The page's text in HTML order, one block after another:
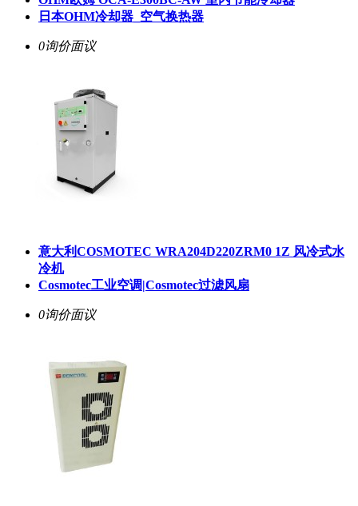
日本OHM冷却器_空气换热器
0询价面议
意大利COSMOTEC WRA204D220ZRM0 1Z 风冷式水
冷机
Cosmotec工业空调|Cosmotec过滤风扇
0询价面议